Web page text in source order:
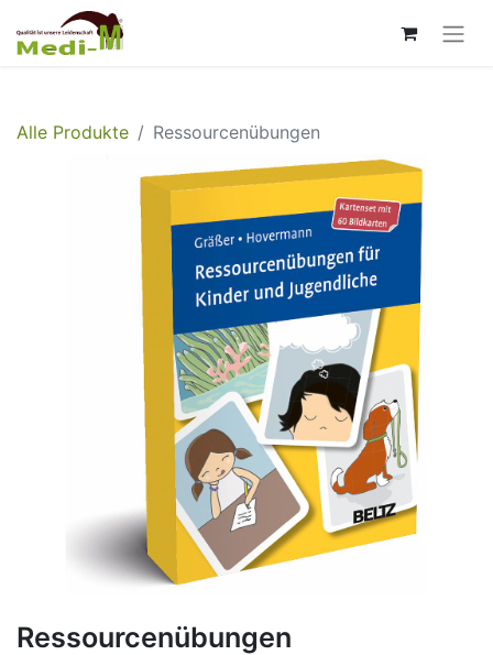
Alle Produkte Ressourcenübungen
Ressourcenübungen